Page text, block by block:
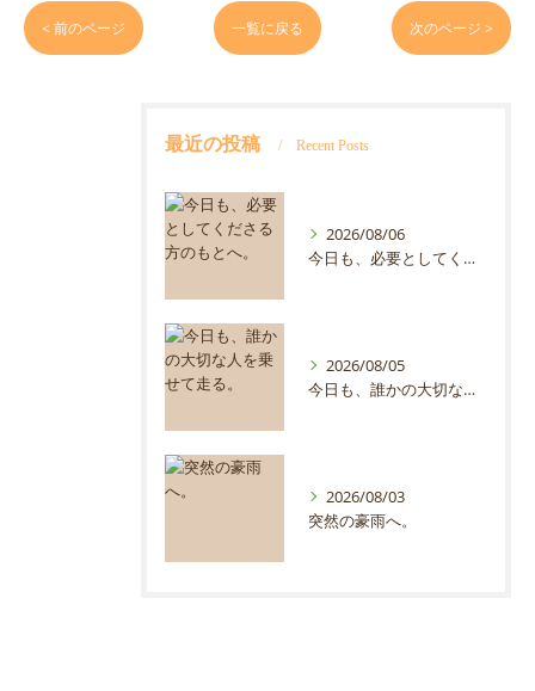
< 前のページ 一覧に戻る 次のページ >
最近の投稿 Recent Posts
2026/08/06
今日も、必要としてくださる方のもとへ。
2026/08/05
今日も、誰かの大切な人を乗せて走る。
2026/08/03
突然の豪雨へ。